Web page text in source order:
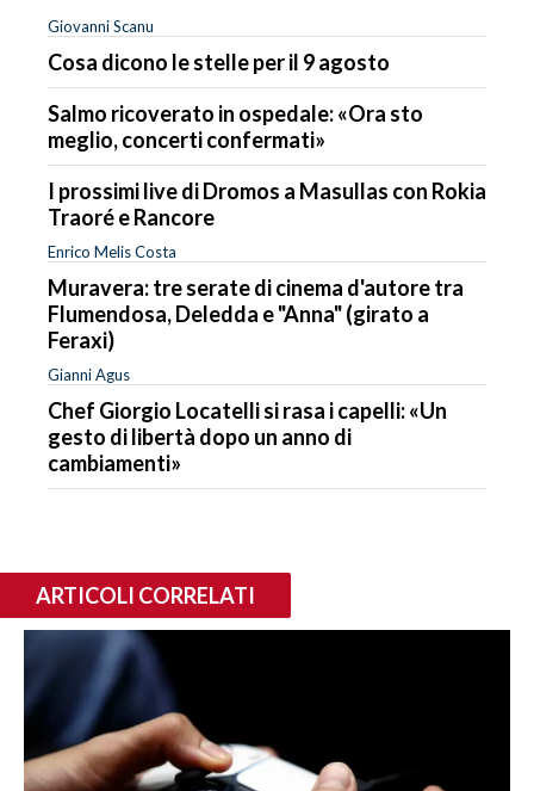
Giovanni Scanu
Cosa dicono le stelle per il 9 agosto
Salmo ricoverato in ospedale: «Ora sto
meglio, concerti confermati»
I prossimi live di Dromos a Masullas con Rokia
Traoré e Rancore
Enrico Melis Costa
Muravera: tre serate di cinema d'autore tra
Flumendosa, Deledda e "Anna" (girato a
Feraxi)
Gianni Agus
Chef Giorgio Locatelli si rasa i capelli: «Un
gesto di libertà dopo un anno di
cambiamenti»
ARTICOLI CORRELATI